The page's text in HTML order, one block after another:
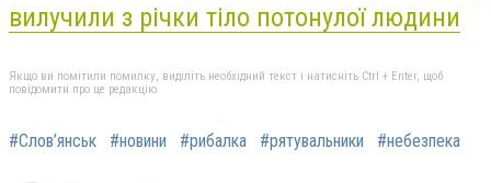
вилучили з річки тіло потонулої людини
Якщо ви помітили помилку, виділіть необхідний текст і натисніть Ctrl + Enter, щоб
повідомити про це редакцію
#Слов’янськ #новини #рибалка #рятувальники #небезпека